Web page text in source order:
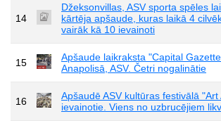
14
Džeksonvillas, ASV sporta spēles
kārtēja apšaude, kuras laikā 4
vairāk kā 10 ievainoti
15
Apšaude laikraksta "Capital
Anapolisā, ASV. Četri nogalinātie
16
Apšaudē ASV kultūras festivālā "Art
ievainotie. Viens no uzbrucējiem